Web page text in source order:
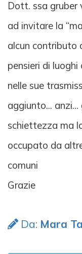
Dott. ssa gruber
ad invitare la
alcun contributo
pensieri di
nelle sue
aggiunto...
schiettezza ma
occupato da
comuni
Grazie
Da: Mara